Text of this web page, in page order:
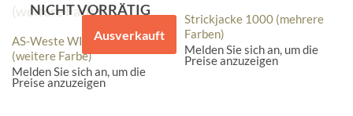
NICHT VORRÄTIG
Ausverkauft
AS-Weste WILDSPITZE 251
(weitere Farbe)
Melden Sie sich an, um die
Preise anzuzeigen
Strickjacke 1000 (mehrere
Farben)
Melden Sie sich an, um die
Preise anzuzeigen